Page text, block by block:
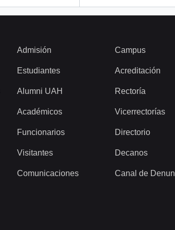
Admisión
Estudiantes
Alumni UAH
Académicos
Funcionarios
Visitantes
Comunicaciones
Campus
Acreditación
Rectoría
Vicerrectorías
Directorio
Decanos
Canal de